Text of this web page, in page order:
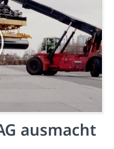
ausmacht